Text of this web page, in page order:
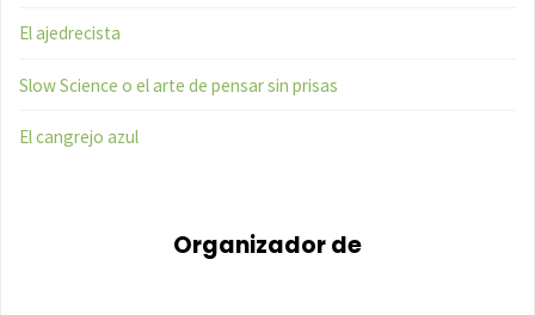
El ajedrecista
Slow Science o el arte de pensar sin prisas
El cangrejo azul
Organizador de